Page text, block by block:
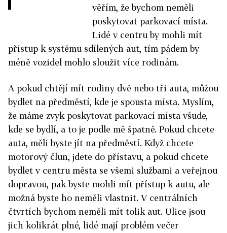
věřím, že bychom neměli
poskytovat parkovací místa.
Lidé v centru by mohli mít
přístup k systému sdílených aut, tím pádem by
méně vozidel mohlo sloužit více rodinám.
A pokud chtějí mít rodiny dvě nebo tři auta, můžou
bydlet na předměstí, kde je spousta místa. Myslím,
že máme zvyk poskytovat parkovací místa všude,
kde se bydlí, a to je podle mě špatně. Pokud chcete
auta, měli byste jít na předměstí. Když chcete
motorový člun, jdete do přístavu, a pokud chcete
bydlet v centru města se všemi službami a veřejnou
dopravou, pak byste mohli mít přístup k autu, ale
možná byste ho neměli vlastnit. V centrálních
čtvrtích bychom neměli mít tolik aut. Ulice jsou
jich kolikrát plné, lidé mají problém večer